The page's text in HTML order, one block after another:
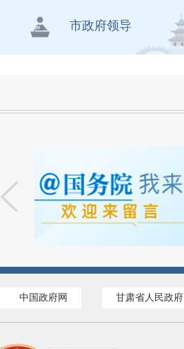
市政府领导
中国政府网 甘肃省人民政府